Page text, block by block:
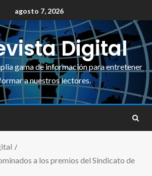
agosto 7, 2026
Digital
gama de información para entretener
a nuestros lectores.
a los premios del Sindicato de